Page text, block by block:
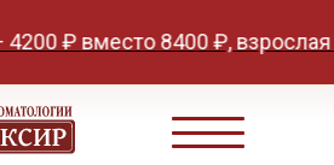
₽ вместо 8400 ₽, взрослая